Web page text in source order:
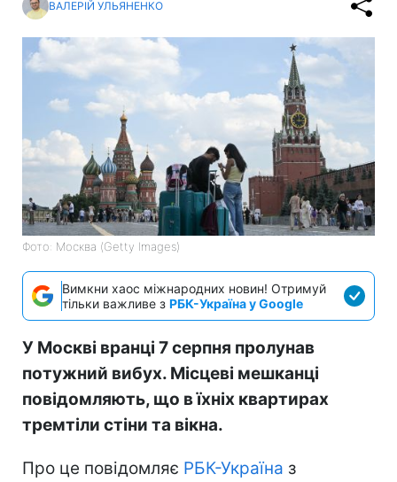
ВАЛЕРІЙ УЛЬЯНЕНКО
Фото: Москва (Getty Images)
Вимкни хаос міжнародних новин! Отримуй
тільки важливе з РБК-Україна у Google
У Москві вранці 7 серпня пролунав
потужний вибух. Місцеві мешканці
повідомляють, що в їхніх квартирах
тремтіли стіни та вікна.
Про це повідомляє РБК-Україна з